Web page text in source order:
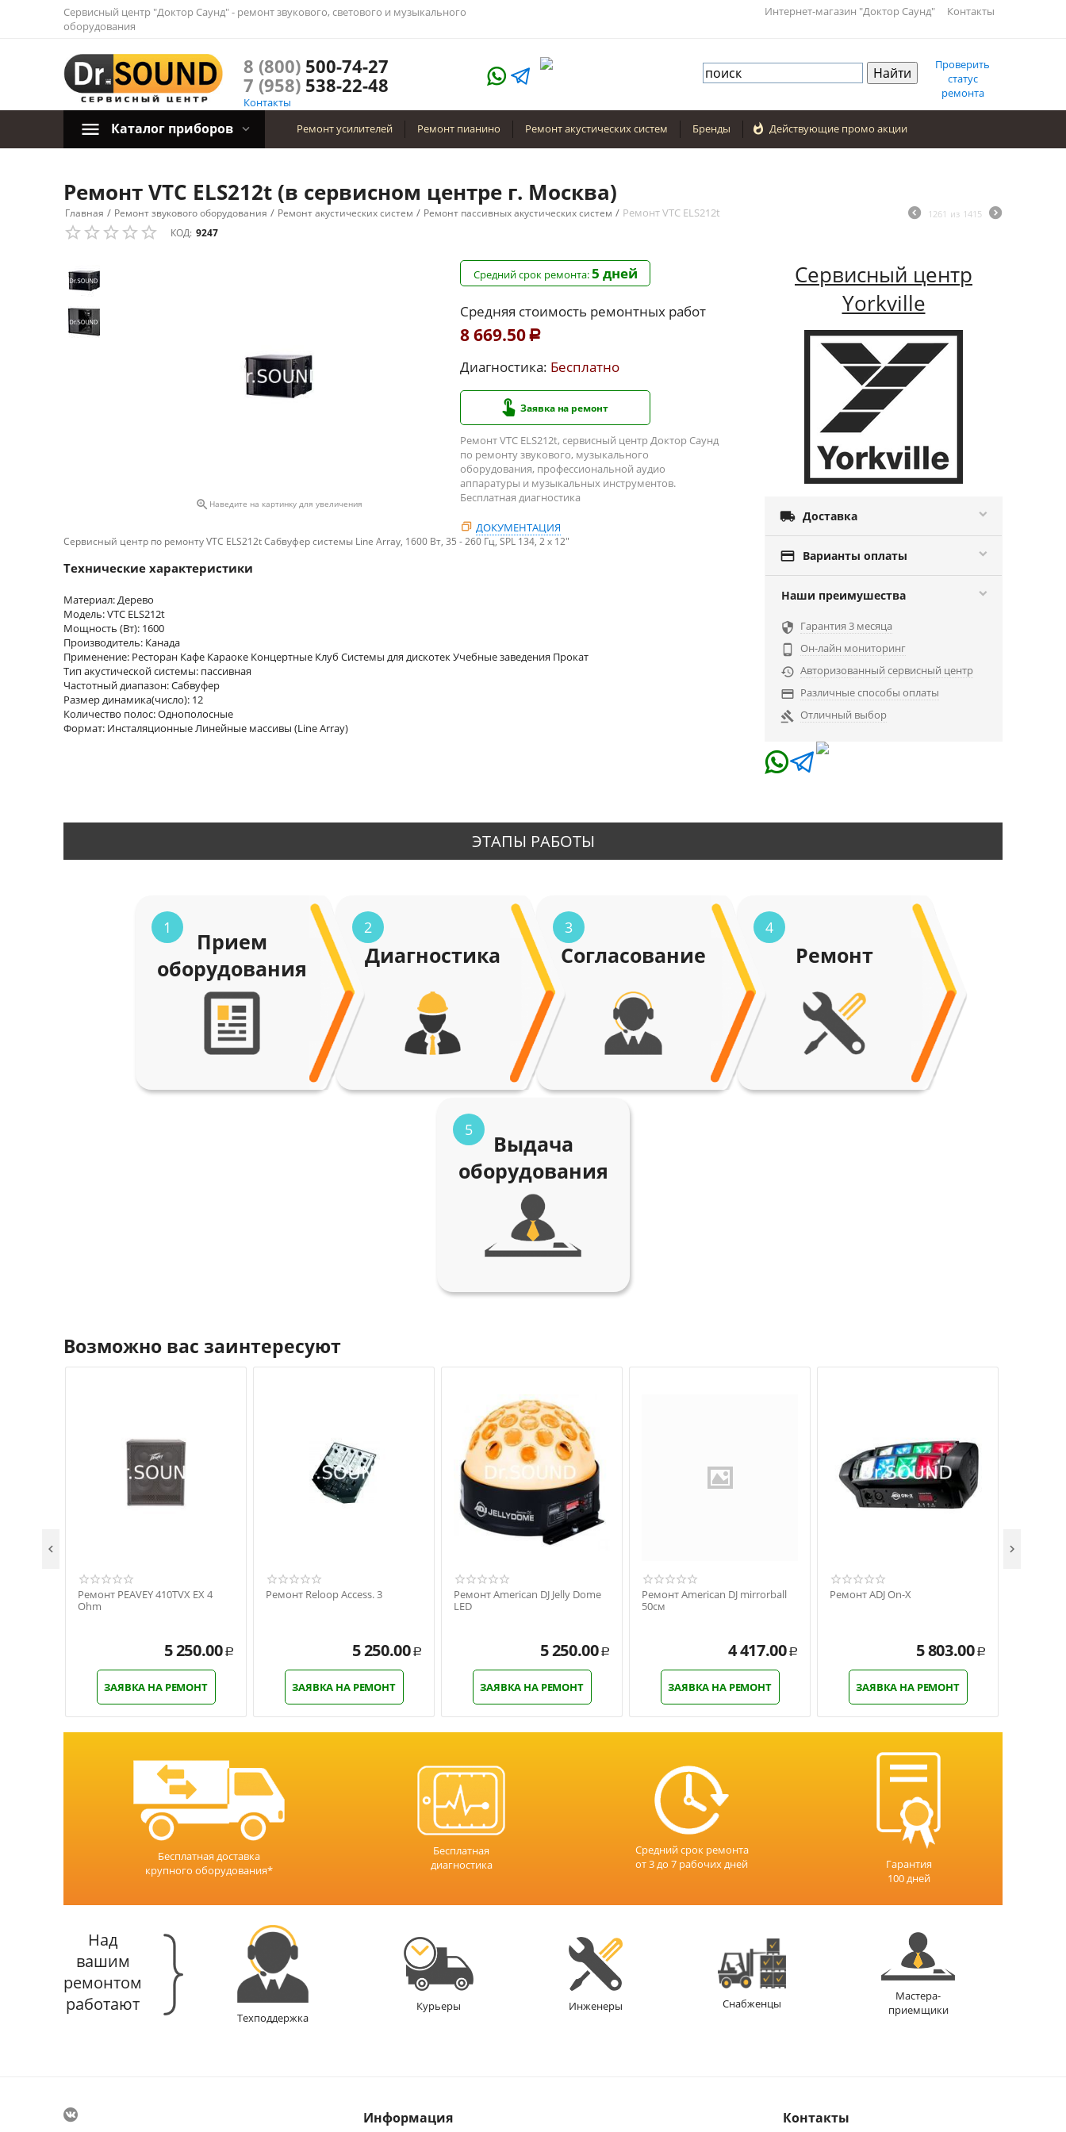
Сервисный центр "Доктор Саунд" - ремонт звукового, светового и музыкального
оборудования
Интернет-магазин "Доктор Саунд" Контакты
8 (800)500-74-27
7 (958)538-22-48
Контакты
Проверить
статус
ремонта
Каталог приборов Ремонт усилителей Ремонт пианино Ремонт акустических систем Бренды  Действующие промо акции
Ремонт VTC ELS212t (в сервисном центре г. Москва)
Главная / Ремонт звукового оборудования / Ремонт акустических систем / Ремонт пассивных акустических систем / Ремонт VTC ELS212t 1261 из 1415
КОД: 9247
 Наведите на картинку для увеличения
Средний срок ремонта:5 дней
Средняя стоимость ремонтных работ
8 669.50 Р
Диагностика: Бесплатно
Заявка на ремонт
Ремонт VTC ELS212t, сервисный центр Доктор Саунд
по ремонту звукового, музыкального
оборудования, профессиональной аудио
аппаратуры и музыкальных инструментов.
Бесплатная диагностика
ДОКУМЕНТАЦИЯ
Сервисный центр по ремонту VTC ELS212t Сабвуфер системы Line Array, 1600 Вт, 35 - 260 Гц, SPL 134, 2 x 12"
Технические характеристики
Материал: Дерево
Модель: VTC ELS212t
Мощность (Вт): 1600
Производитель: Канада
Применение: Ресторан Кафе Караоке Концертные Клуб Системы для дискотек Учебные заведения Прокат
Тип акустической системы: пассивная
Частотный диапазон: Сабвуфер
Размер динамика(число): 12
Количество полос: Однополосные
Формат: Инсталяционные Линейные массивы (Line Array)
Сервисный центр
Yorkville
 Доставка
 Варианты оплаты
Наши преимушества
 Гарантия 3 месяца

Он-лайн мониторинг
 Авторизованный сервисный центр
 Различные способы оплаты
 Отличный выбор
ЭТАПЫ РАБОТЫ
1
Прием
оборудования
2
Диагностика
3
Согласование
4
Ремонт
5
Выдача
оборудования
Возможно вас заинтересуют
Ремонт PEAVEY 410TVX EX 4
Ohm
5 250.00 Р
ЗАЯВКА НА РЕМОНТ
Ремонт Reloop Access. 3
5 250.00 Р
ЗАЯВКА НА РЕМОНТ
Ремонт American DJ Jelly Dome
LED
5 250.00 Р
ЗАЯВКА НА РЕМОНТ
Ремонт American DJ mirrorball
50см
4 417.00 Р
ЗАЯВКА НА РЕМОНТ
Ремонт ADJ On-X
5 803.00 Р
ЗАЯВКА НА РЕМОНТ
 
Бесплатная доставка
крупного оборудования*
Бесплатная
диагностика
Средний срок ремонта
от 3 до 7 рабочих дней
Гарантия
100 дней
Над
вашим
ремонтом
работают
Техподдержка
Курьеры Инженеры Снабженцы
Мастера-
приемщики
Информация Контакты